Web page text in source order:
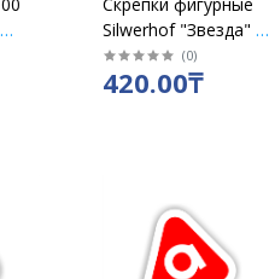
Silwerhof "Звезда" 20
шт /493003
(0)
420.00₸